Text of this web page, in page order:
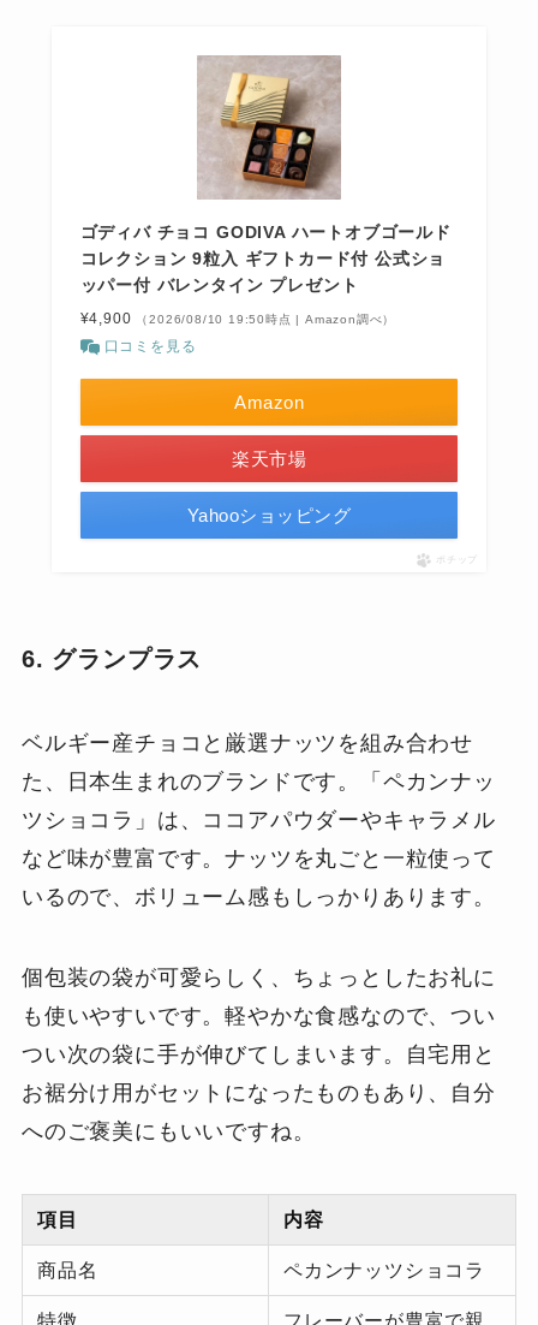
ゴディバ チョコ GODIVA ハートオブゴールド
コレクション 9粒入 ギフトカード付 公式ショ
ッパー付 バレンタイン プレゼント
¥4,900 （2026/08/10 19:50時点 | Amazon調べ）
口コミを見る
Amazon
楽天市場
Yahooショッピング
ポチップ
6. グランプラス
ベルギー産チョコと厳選ナッツを組み合わせ
た、日本生まれのブランドです。「ペカンナッ
ツショコラ」は、ココアパウダーやキャラメル
など味が豊富です。ナッツを丸ごと一粒使って
いるので、ボリューム感もしっかりあります。
個包装の袋が可愛らしく、ちょっとしたお礼に
も使いやすいです。軽やかな食感なので、つい
つい次の袋に手が伸びてしまいます。自宅用と
お裾分け用がセットになったものもあり、自分
へのご褒美にもいいですね。
項目 内容
商品名 ペカンナッツショコラ
特徴 フレーバーが豊富で親